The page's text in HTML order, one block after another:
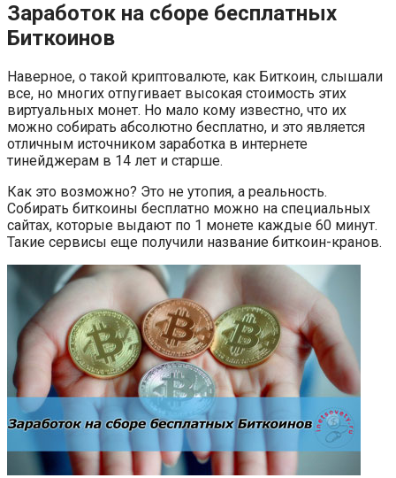
Заработок на сборе бесплатных
Биткоинов
Наверное, о такой криптовалюте, как Биткоин, слышали
все, но многих отпугивает высокая стоимость этих
виртуальных монет. Но мало кому известно, что их
можно собирать абсолютно бесплатно, и это является
отличным источником заработка в интернете
тинейджерам в 14 лет и старше.
Как это возможно? Это не утопия, а реальность.
Собирать биткоины бесплатно можно на специальных
сайтах, которые выдают по 1 монете каждые 60 минут.
Такие сервисы еще получили название биткоин-кранов.